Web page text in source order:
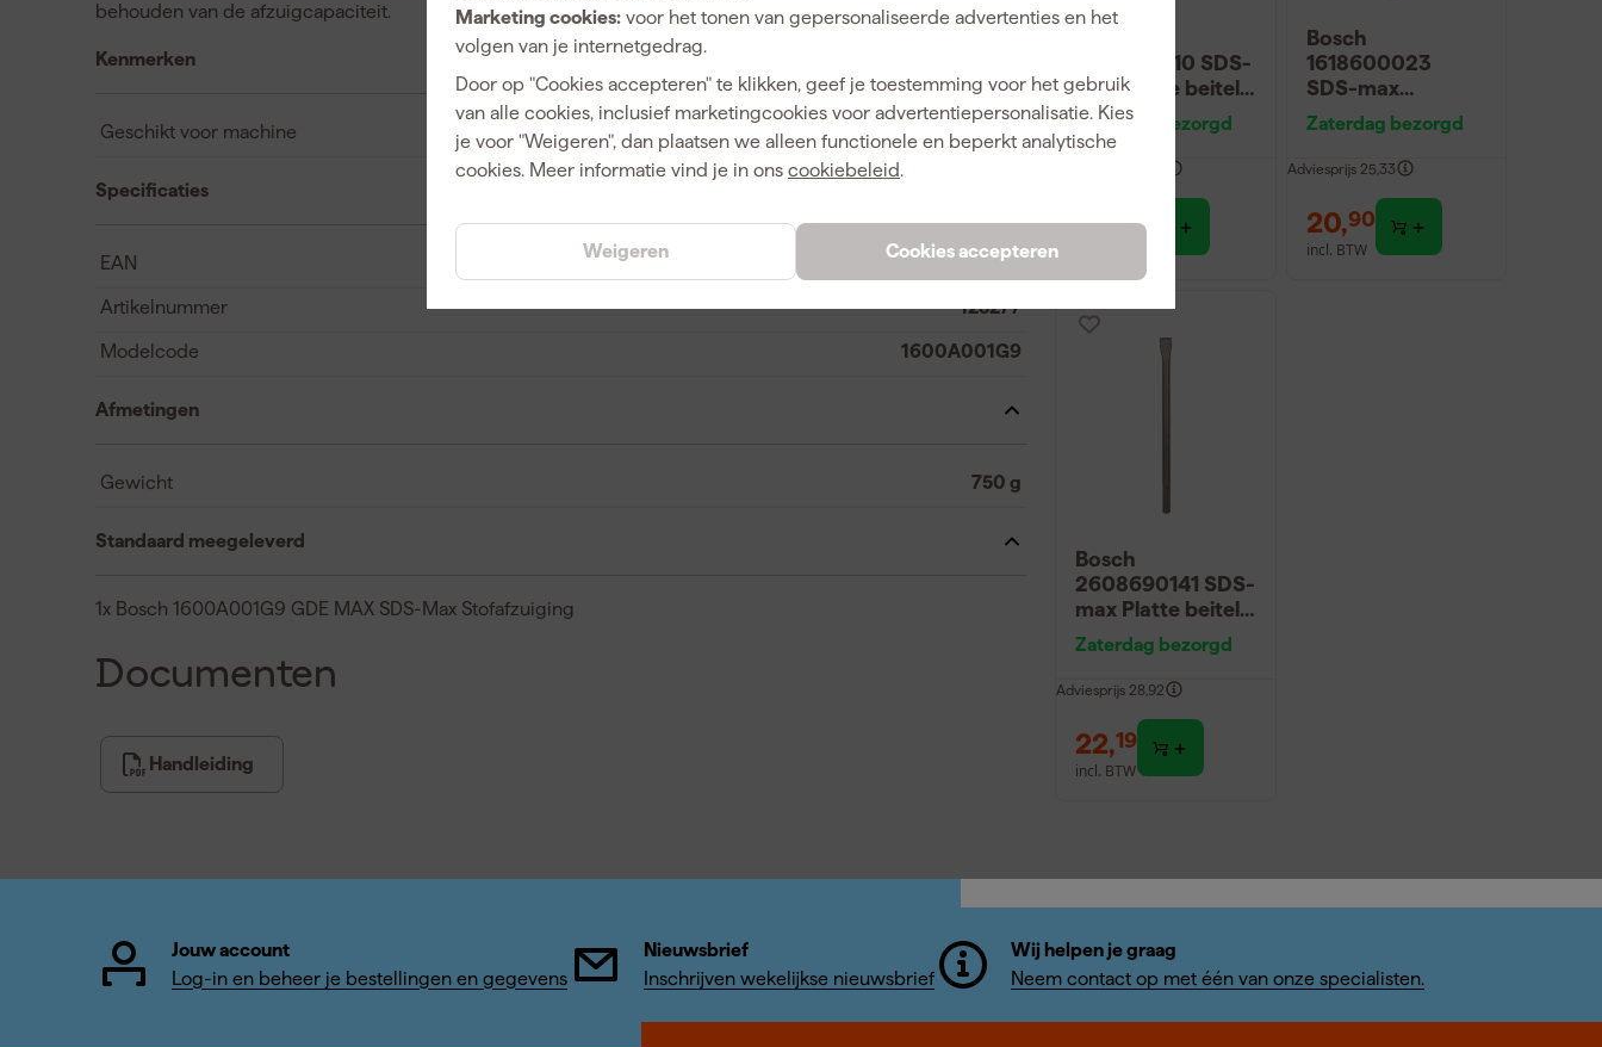
Marketing cookies: voor het tonen van gepersonaliseerde advertenties en het
volgen van je internetgedrag.
Door op "Cookies accepteren" te klikken, geef je toestemming voor het gebruik
van alle cookies, inclusief marketingcookies voor advertentiepersonalisatie. Kies
je voor "Weigeren", dan plaatsen we alleen functionele en beperkt analytische
cookies. Meer informatie vind je in ons cookiebeleid.
Cookies accepteren
Weigeren
behouden van de afzuigcapaciteit.
Kenmerken
Geschikt voor machine Breekhamer
Specificaties
EAN 3165140760621
Artikelnummer 128277
Modelcode 1600A001G9
Afmetingen
Gewicht 750 g
Standaard meegeleverd
1x Bosch 1600A001G9 GDE MAX SDS-Max Stofafzuiging
Documenten
Handleiding
1618600210 SDS-
max Platte beitel -
280 x 25mm
Zaterdag bezorgd
20,64
Bosch
1618600023
SDS-max
Puntbeitel -
280mm
Zaterdag bezorgd
Adviesprijs 25,33
20,90
incl. BTW
Bosch
2608690141 SDS-
max Platte beitel -
400 x 25mm
Zaterdag bezorgd
Adviesprijs 28,92
22,19
incl. BTW
Jouw account
Log-in en beheer je bestellingen en gegevens
Nieuwsbrief
Inschrijven wekelijkse nieuwsbrief
Wij helpen je graag
Neem contact op met één van onze specialisten.